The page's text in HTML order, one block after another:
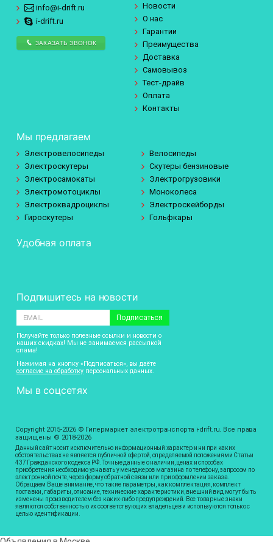
info@i-drift.ru
i-drift.ru
ЗАКАЗАТЬ ЗВОНОК
Новости
О нас
Гарантии
Преимущества
Доставка
Самовывоз
Тест-драйв
Оплата
Контакты
Мы предлагаем
Электровелосипеды
Велосипеды
Электроскутеры
Скутеры бензиновые
Электросамокаты
Электрогрузовики
Электромотоциклы
Моноколеса
Электроквадроциклы
Электроскейборды
Гироскутеры
Гольфкары
Удобная оплата
Подпишитесь на новости
Подписаться
Получайте только полезные ссылки и новости о
наших скидках! Мы не занимаемся рассылкой
спама!
Нажимая на кнопку «Подписаться», вы даёте
согласие на обработку персональных данных.
Мы в соцсетях
Copyright 2015-2026 © Гипермаркет электротранспорта i-drift.ru. Все права
защищены © 2018-2026
Данный сайт носит исключительно информационный характер и ни при каких
обстоятельствах не является публичной офертой, определяемой положениями Статьи
437 Гражданского кодекса РФ. Точные данные о наличии, ценах и способах
приобретения необходимо узнавать у менеджеров магазина по телефону, запросом по
электронной почте, через форму обратной связи или при оформлении заказа.
Обращаем Ваше внимание, что такие параметры, как комплектация, комплект
поставки, габариты, описание, технические характеристики, внешний вид могут быть
изменены производителем без каких-либо предупреждений. Все товарные знаки
являются собственностью их соответствующих владельцев и используются только с
целью идентификации.